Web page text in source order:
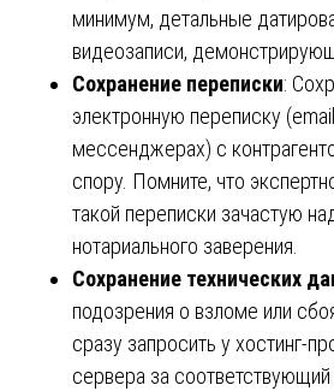
минимум, детальные
видеозаписи,
Сохранение переписки:
электронную переписку
мессенджерах) с
спору. Помните, что
такой переписки зачастую
нотариального заверения.
Сохранение технических
подозрения о взломе или
сразу запросить у хостинг-
сервера за соответствующий